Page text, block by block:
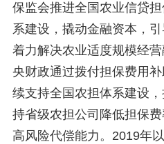
保监会推进全国农业信贷
系建设，撬动金融资本，
着力解决农业适度规模经
央财政通过拨付担保费用
续支持全国农担体系建设
持省级农担公司降低担保
高风险代偿能力。2019年